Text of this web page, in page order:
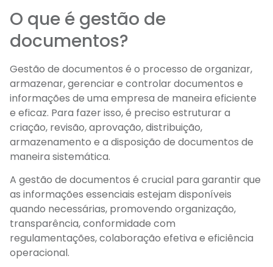
O que é gestão de
documentos?
Gestão de documentos é o processo de organizar,
armazenar, gerenciar e controlar documentos e
informações de uma empresa de maneira eficiente
e eficaz. Para fazer isso, é preciso estruturar a
criação, revisão, aprovação, distribuição,
armazenamento e a disposição de documentos de
maneira sistemática.
A gestão de documentos é crucial para garantir que
as informações essenciais estejam disponíveis
quando necessárias, promovendo organização,
transparência, conformidade com
regulamentações, colaboração efetiva e eficiência
operacional.